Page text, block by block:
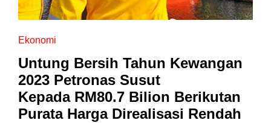
Ekonomi
Untung Bersih Tahun Kewangan
2023 Petronas Susut
Kepada RM80.7 Bilion Berikutan
Purata Harga Direalisasi Rendah